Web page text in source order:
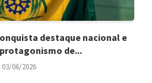
destaque nacional e
de...
03/06/2026